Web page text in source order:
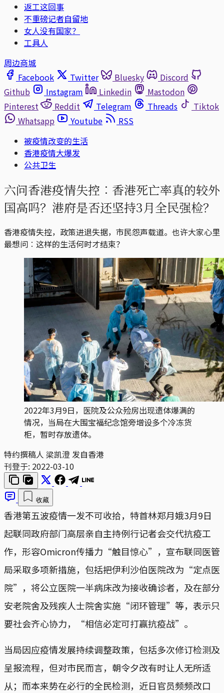
返工这回事
不重磅记者自留地
女人没有国家？
工具人
周边商城
Facebook
Twitter Bluesky
Discord
Github
Instagram Linkedin
Mastodon
Pinterest
Reddit Telegram Threads
Tiktok
Whatsapp
Youtube
RSS
被疫情改变的生活
香港疫情大爆发
公共卫生
六问香港疫情失控︰香港死亡率真的较外
国高吗？港府是否还坚持3月全民强检？
香港疫情失控，政策进退失据，市民怨声载道。也许大家心里
最想问︰这样的生活何时才结束？
2022年3月9日，医院及公众殓房出现遗体爆满的
情况，当局在大围宝福纪念馆旁增设多个冷冻货
柜，暂时存放遗体。
特约撰稿人 梁凯澄 发自香港
刊登于: 2022-03-10
收藏
香港第五波疫情一发不可收拾，特首林郑月娥3月9日
起联同政府部门高层亲自主持例行记者会交代抗疫工
作，形容Omicron传播力“触目惊心”，宣布联同医管
局采取多项新措施，包括把伊利沙伯医院改为“定点医
院”，将公立医院一半病床改为接收确诊者，及在部分
安老院舍及残疾人士院舍实施“闭环管理”等，表示只
要社会齐心协力，“相信必定可打赢抗疫战”。
当局因应疫情发展持续调整政策，包括多次修订检测及
呈报流程，但对市民而言，朝令夕改有时让人无所适
从；而本来势在必行的全民检测，近日官员频频改口